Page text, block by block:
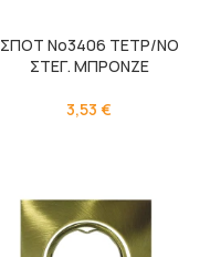
ΣΠΟΤ Νο3406 ΤΕΤΡ/ΝΟ
ΣΤΕΓ. ΜΠΡΟΝΖΕ
3,53 €